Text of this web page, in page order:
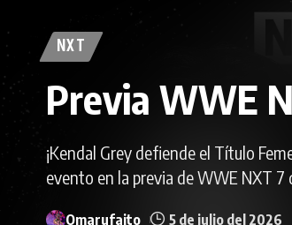
NXT
Previa WWE
¡Kendal Grey defiende el Título
evento en la previa de WWE NXT 7
Omarufaito 5 de julio del 2026